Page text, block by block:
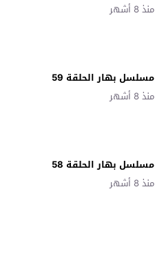
منذ 8 أشهر
مسلسل بهار الحلقة 59
منذ 8 أشهر
مسلسل بهار الحلقة 58
منذ 8 أشهر